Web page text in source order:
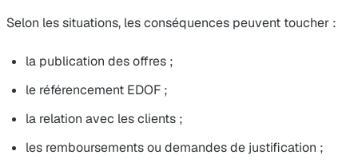
Selon les situations, les conséquences peuvent toucher :
la publication des offres ;
le référencement EDOF ;
la relation avec les clients ;
les remboursements ou demandes de justification ;